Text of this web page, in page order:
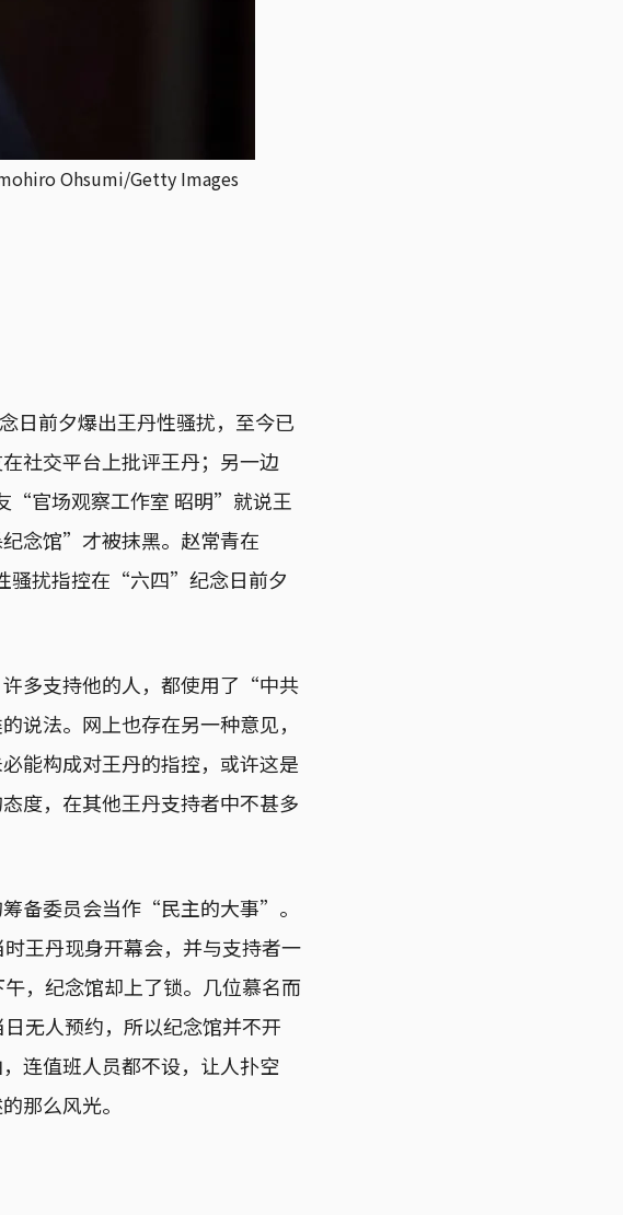
Ohsumi/Getty Images
前夕爆出王丹性骚扰，至今已
社交平台上批评王丹；另一边
“官场观察工作室 昭明”就说王
念馆”才被抹黑。赵常青在
骚扰指控在“六四”纪念日前夕
多支持他的人，都使用了“中共
法。网上也存在另一种意见，
能构成对王丹的指控，或许这是
度，在其他王丹支持者中不甚多
备委员会当作“民主的大事”。
王丹现身开幕会，并与支持者一
，纪念馆却上了锁。几位慕名而
无人预约，所以纪念馆并不开
值班人员都不设，让人扑空
那么风光。